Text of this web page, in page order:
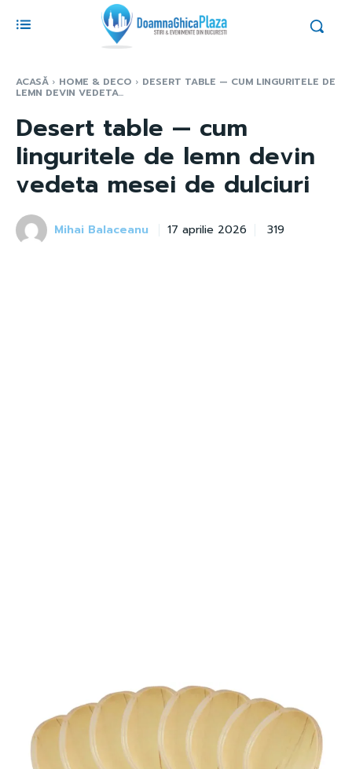
ACASĂ HOME & DECO DESERT TABLE — CUM LINGURITELE DE
LEMN DEVIN VEDETA...
Desert table — cum
linguritele de lemn devin
vedeta mesei de dulciuri
Mihai Balaceanu 17 aprilie 2026 319